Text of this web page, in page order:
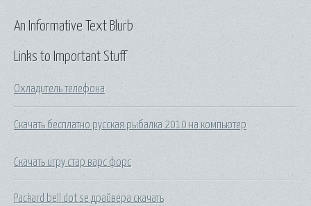
Links to Important Stuff
Охладитель телефона
Скачать бесплатно русская рыбалка 2010 на компьютер
Скачать игру стар варс форс
Packard bell dot se драйвера скачать
An Informative Text Blurb